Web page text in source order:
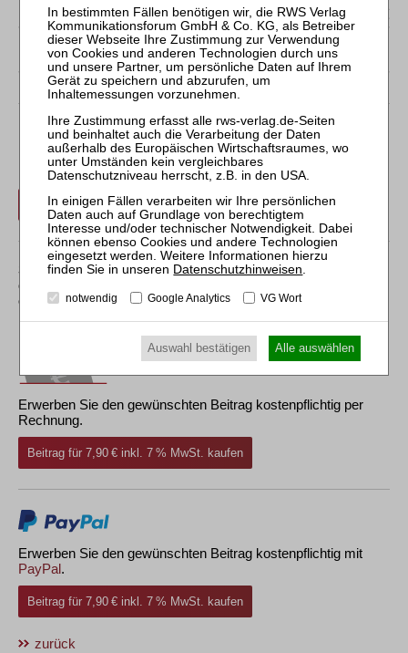
Der Inhalt dieses Beitrags ist nicht frei verfügbar.
Für Abonnenten ist der Zugang zu Aufsätzen und
Rechtsprechung frei.
Login
Sollten Sie über kein Abonnement verfügen, können Sie
den gewünschten Beitrag trotzdem kostenpflichtig
erwerben:
Erwerben Sie den gewünschten Beitrag kostenpflichtig per
Rechnung.
Beitrag für 7,90 € inkl. 7 % MwSt. kaufen
Erwerben Sie den gewünschten Beitrag kostenpflichtig mit
PayPal.
Beitrag für 7,90 € inkl. 7 % MwSt. kaufen
zurück
Datenschutzhinweisen.
notwendig Google Analytics VG Wort
Auswahl bestätigen Alle auswählen